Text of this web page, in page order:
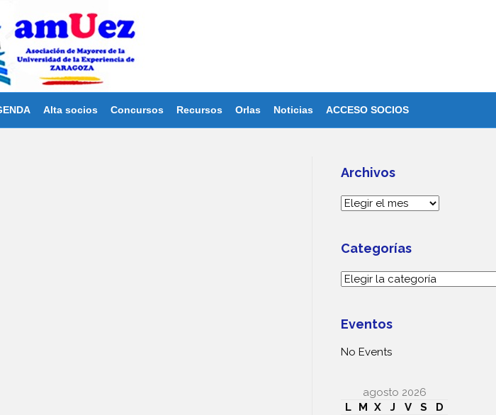
Alta socios Concursos Recursos Orlas Noticias ACCESO SOCIOS
Archivos
Archivos
Categorías
Categorías
Eventos
No Events
agosto 2026
L
M X J V S
D